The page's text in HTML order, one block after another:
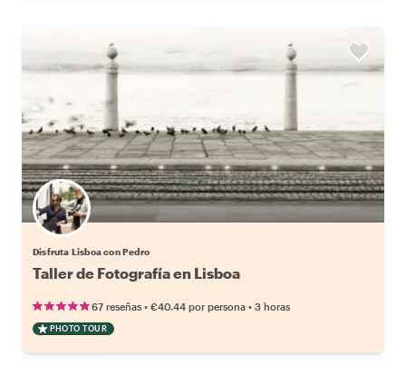
Disfruta Lisboa con Pedro
Taller de Fotografía en Lisboa
67 reseñas • €40.44 por persona • 3 horas
PHOTO TOUR